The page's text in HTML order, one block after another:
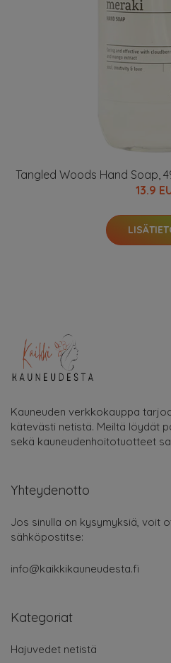
Tangled Woods Hand Soap,
13.9
Kauneuden verkkokauppa
kätevästi netistä. Meiltä löydät
sekä kauneudenhoitotuotteet
Yhteydenotto
Jos sinulla on kysymyksiä, voit
sähköpostitse:
info@kaikkikauneudesta.fi
Kategoriat
Hajuvedet netistä